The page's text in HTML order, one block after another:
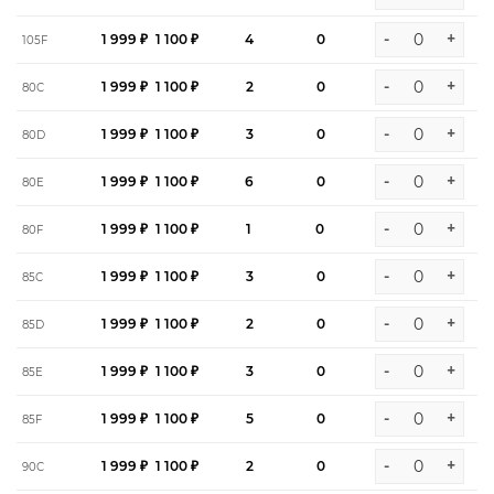
105F 1 999 ₽ 1 100 ₽ 4 0 - +
80C 1 999 ₽ 1 100 ₽ 2 0 - +
80D 1 999 ₽ 1 100 ₽ 3 0 - +
80E 1 999 ₽ 1 100 ₽ 6 0 - +
80F 1 999 ₽ 1 100 ₽ 1 0 - +
85C 1 999 ₽ 1 100 ₽ 3 0 - +
85D 1 999 ₽ 1 100 ₽ 2 0 - +
85E 1 999 ₽ 1 100 ₽ 3 0 - +
85F 1 999 ₽ 1 100 ₽ 5 0 - +
90C 1 999 ₽ 1 100 ₽ 2 0 - +